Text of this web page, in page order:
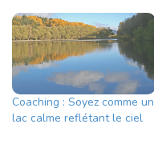
Coaching : Soyez comme un
lac calme reflétant le ciel